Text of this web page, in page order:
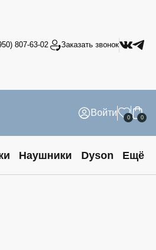
807-63-02 Заказать звонок
Войти 0 0
Наушники Dyson Ещё